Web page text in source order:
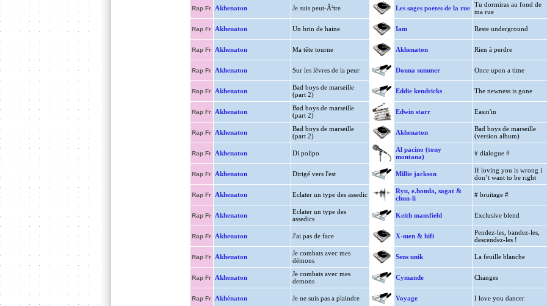
Rap Fr Akhenaton Je suis peut-Ãªtre Les sages poetes de la rue
Tu dormiras au fond de
ma rue
Rap Fr Akhenaton Un brin de haine Iam Reste underground
Rap Fr Akhenaton Ma tête tourne Akhenaton Rien à perdre
Rap Fr Akhenaton Sur les lèvres de la peur Donna summer Once upon a time
Rap Fr Akhenaton
Bad boys de marseille
(part 2)
Eddie kendricks The newness is gone
Rap Fr Akhenaton
Bad boys de marseille
(part 2)
Edwin starr Easin'in
Rap Fr Akhenaton
Bad boys de marseille
(part 2)
Akhenaton
Bad boys de marseille
(version album)
Rap Fr Akhenaton Di polipo
Al pacino (tony
montana)
# dialogue #
Rap Fr Akhenaton Dirigé vers l'est Millie jackson
If loving you is wrong i
don’t want to be right
Rap Fr Akhenaton Eclater un type des assedic
Ryu, e.honda, sagat &
chun-li
# bruitage #
Rap Fr Akhenaton
Eclater un type des
assedics
Keith mansfield Exclusive blend
Rap Fr Akhenaton J'ai pas de face X-men & hifi
Pendez-les, bandez-les,
descendez-les !
Rap Fr Akhenaton
Je combats avec mes
démons
Sens unik La feuille blanche
Rap Fr Akhenaton
Je combats avec mes
demons
Cymande Changes
Rap Fr Akhénaton Je ne suis pas a plaindre Voyage I love you dancer